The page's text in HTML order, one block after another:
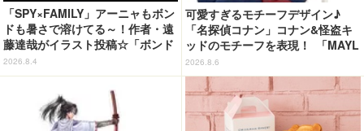
「SPY×FAMILY」アーニャもボン
ドも暑さで溶けてる～！作者・遠
藤達哉がイラスト投稿☆「ボンド
の原型がw無くなってる」と話題
2026.8.4
可愛すぎるモチーフデザイン♪
「名探偵コナン」コナン&怪盗キ
ッドのモチーフを表現！ 「MAYL
A」パンプスがセール実施中【3
0％オフセール】
2026.8.6